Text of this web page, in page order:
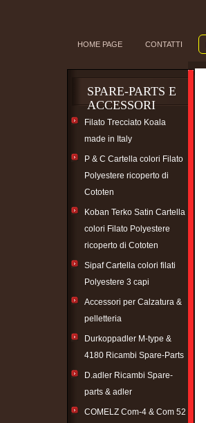
HOME PAGE CONTATTI
SPARE-PARTS E
ACCESSORI
Filato Trecciato Koala
made in Italy
P & C Cartella colori Filato
Polyestere ricoperto di
Cototen
Koban Terko Satin Cartella
colori Filato Polyestere
ricoperto di Cototen
Sipaf Cartella colori filati
Polyestere 3 capi
Accessori per Calzatura &
pelletteria
Durkoppadler M-type &
4180 Ricambi Spare-Parts
D.adler Ricambi Spare-
parts & adler
COMELZ Com-4 & Com 52